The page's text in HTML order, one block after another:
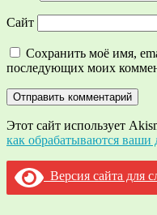
Сайт
Сохранить моё имя,
последующих моих
Этот сайт использует
как обрабатываются ваши
Версия сайта для